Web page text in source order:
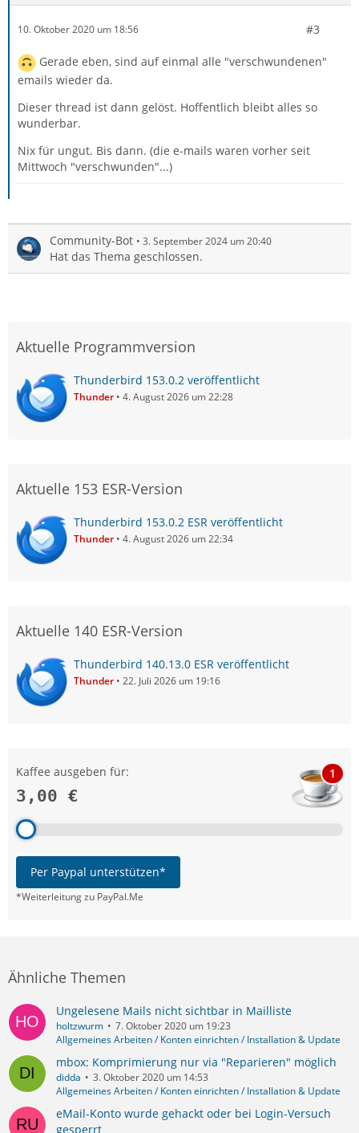
10. Oktober 2020 um 18:56 #3
Gerade eben, sind auf einmal alle "verschwundenen"
emails wieder da.
Dieser thread ist dann gelöst. Hoffentlich bleibt alles so
wunderbar.
Nix für ungut. Bis dann. (die e-mails waren vorher seit
Mittwoch "verschwunden"...)
Community-Bot 3. September 2024 um 20:40
Hat das Thema geschlossen.
Aktuelle Programmversion
Thunderbird 153.0.2 veröffentlicht
Thunder 4. August 2026 um 22:28
Aktuelle 153 ESR-Version
Thunderbird 153.0.2 ESR veröffentlicht
Thunder 4. August 2026 um 22:34
Aktuelle 140 ESR-Version
Thunderbird 140.13.0 ESR veröffentlicht
Thunder 22. Juli 2026 um 19:16
Kaffee ausgeben für:
3,00 €
1
Per Paypal unterstützen*
*Weiterleitung zu PayPal.Me
Ähnliche Themen
Ungelesene Mails nicht sichtbar in Mailliste
holtzwurm
7. Oktober 2020 um 19:23
Allgemeines Arbeiten / Konten einrichten / Installation & Update
mbox: Komprimierung nur via "Reparieren" möglich
didda
3. Oktober 2020 um 14:53
Allgemeines Arbeiten / Konten einrichten / Installation & Update
eMail-Konto wurde gehackt oder bei Login-Versuch
gesperrt